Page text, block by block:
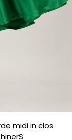
midi in clos